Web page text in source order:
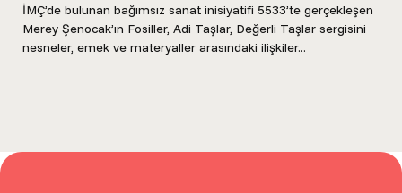
İMÇ’de bulunan bağımsız sanat inisiyatifi 5533’te gerçekleşen
Merey Şenocak’ın Fosiller, Adi Taşlar, Değerli Taşlar sergisini
nesneler, emek ve materyaller arasındaki ilişkiler...